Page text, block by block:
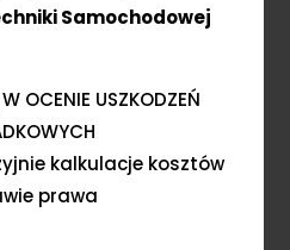
Samochodowej
OCENIE USZKODZEŃ
kalkulacje kosztów
prawa